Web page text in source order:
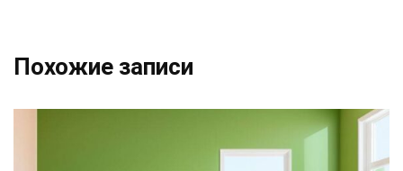
Похожие записи